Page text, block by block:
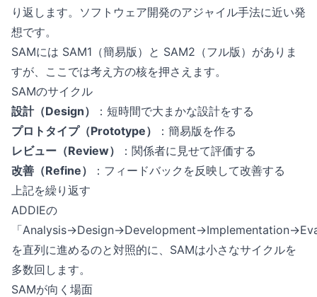
り返します。ソフトウェア開発のアジャイル手法に近い発
想です。
SAMには SAM1（簡易版）と SAM2（フル版）がありま
すが、ここでは考え方の核を押さえます。
SAMのサイクル
設計（Design）
：短時間で大まかな設計をする
プロトタイプ（Prototype）
：簡易版を作る
レビュー（Review）
：関係者に見せて評価する
改善（Refine）
：フィードバックを反映して改善する
上記を繰り返す
ADDIEの
「
を直列に進めるのと対照的に、SAMは小さなサイクルを
多数回します。
SAMが向く場面